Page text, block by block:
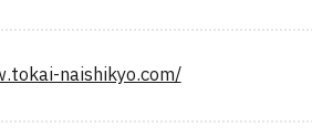
naishikyo.com/